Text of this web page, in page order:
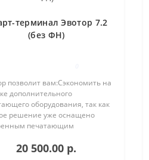
терминал Эвотор 7.2
(без ФН)
позволит вам:Сэкономить на
дополнительного
оборудования, так как
решение уже оснащено
печатающим
ваш бизнес
для вас;Управлять
20 500.00 р.